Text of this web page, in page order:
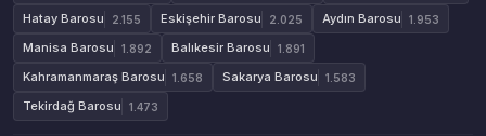
Hatay Barosu 2.155 Eskişehir Barosu 2.025 Aydın Barosu 1.953
Manisa Barosu 1.892 Balıkesir Barosu 1.891
Kahramanmaraş Barosu 1.658 Sakarya Barosu 1.583
Tekirdağ Barosu 1.473